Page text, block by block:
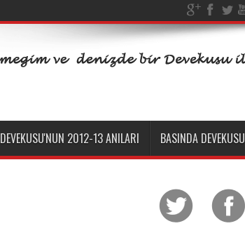
DEVEKUSU'NUN 2012-13 ANILARI BASINDA DEVEKUSU